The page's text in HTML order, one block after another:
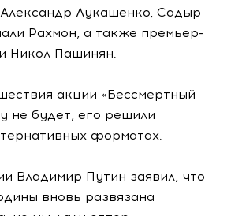
Лукашенко, Садыр
Рахмон, а также премьер-
Никол Пашинян.
акции «Бессмертный
не будет, его решили
форматах.
Владимир Путин заявил, что
вновь развязана